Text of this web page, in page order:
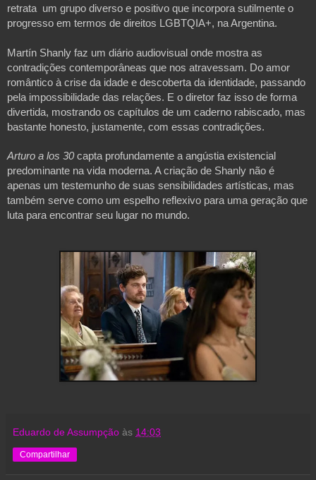
retrata um grupo diverso e positivo que incorpora sutilmente o
progresso em termos de direitos LGBTQIA+, na Argentina.
Martín Shanly faz um diário audiovisual onde mostra as
contradições contemporâneas que nos atravessam. Do amor
romântico à crise da idade e descoberta da identidade, passando
pela impossibilidade das relações. E o diretor faz isso de forma
divertida, mostrando os capítulos de um caderno rabiscado, mas
bastante honesto, justamente, com essas contradições.
Arturo a los 30capta profundamente a angústia existencial
predominante na vida moderna. A criação de Shanly não é
apenas um testemunho de suas sensibilidades artísticas, mas
também serve como um espelho reflexivo para uma geração que
luta para encontrar seu lugar no mundo.
Eduardo de Assumpção às 14:03
Compartilhar